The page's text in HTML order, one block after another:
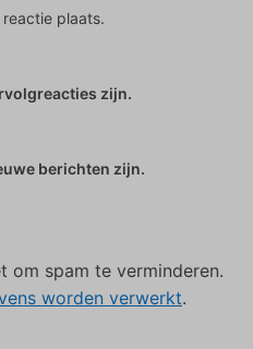
plaats.
zijn.
berichten zijn.
om spam te verminderen.
worden verwerkt.